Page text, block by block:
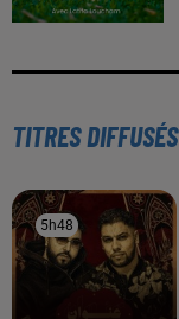
TITRES DIFFUSÉS
5h48
5h48